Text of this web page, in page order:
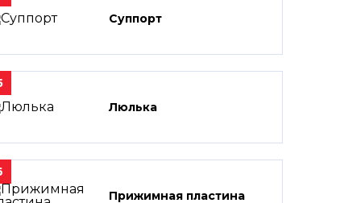
Суппорт
Люлька
Прижимная пластина